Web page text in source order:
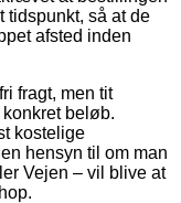
tidspunkt, så at de
afsted inden
fragt, men tit
beløb.
kostelige
hensyn til om man
Vejen – vil blive at